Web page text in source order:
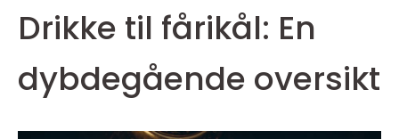
Drikke til fårikål: En
dybdegående oversikt